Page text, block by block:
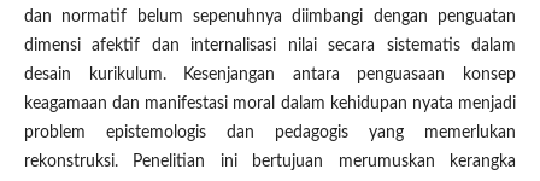
dan normatif belum sepenuhnya diimbangi dengan penguatan
dimensi afektif dan internalisasi nilai secara sistematis dalam
desain kurikulum. Kesenjangan antara penguasaan konsep
keagamaan dan manifestasi moral dalam kehidupan nyata menjadi
problem epistemologis dan pedagogis yang memerlukan
rekonstruksi. Penelitian ini bertujuan merumuskan kerangka